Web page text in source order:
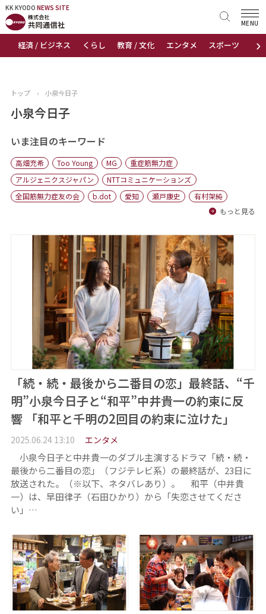
KK KYODO NEWS SITE
›
経済 / ビジネス くらし 教育 / 文化 エンタメ スポーツ 地域
MENU
KK KYODONEWS SITE
トップページ
ニュース
おすすめコンテンツ
出版物
会社概要
トップ › 小泉今日子
小泉今日子
いま注目のキーワード
高畑充希 Too Young MG
重症筋無力症
アルジェニクスジャパン
NTTコミュニケーションズ
全国筋無力症友の会
b.dot 愛知 瀬戸康史
有村架純
もっと見る
「続・続・最後から二番目の恋」最終話、“千
明”小泉今日子と“和平”中井貴一の約束に反
響 「和平と千明の2回目の約束に泣けた」
2025.06.24 13:10 エンタメ
小泉今日子と中井貴一のダブル主演するドラマ「続・続・
最後から二番目の恋」（フジテレビ系）の最終話が、23日に
放送された。（※以下、ネタバレあり）。 和平（中井貴
一）は、早田律子（石田ひかり）から「失恋させてくださ
い」…